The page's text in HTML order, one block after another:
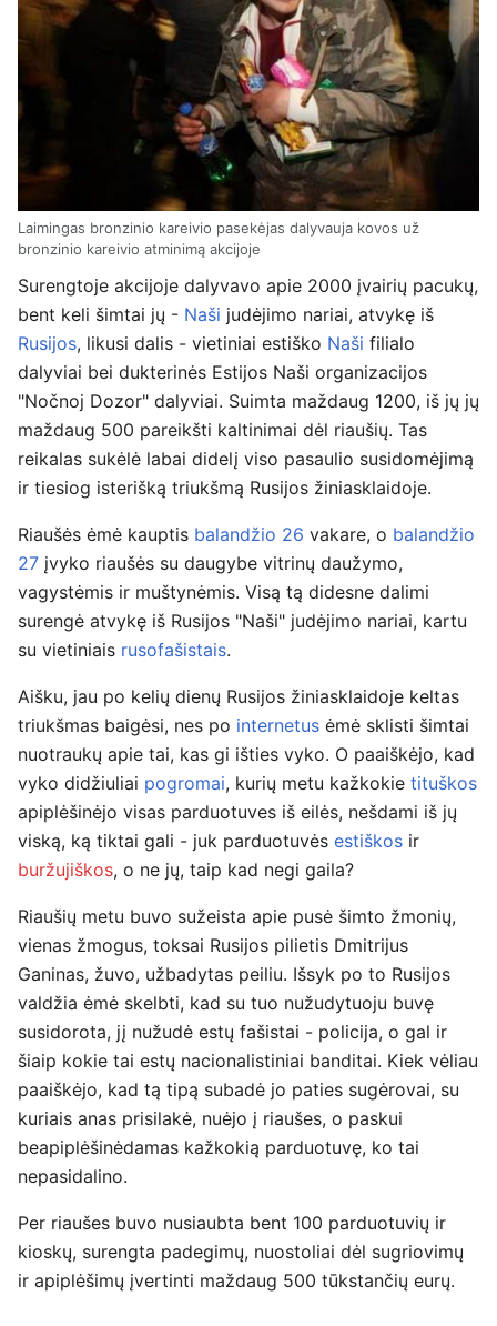
Laimingas bronzinio kareivio pasekėjas dalyvauja kovos už
bronzinio kareivio atminimą akcijoje
Surengtoje akcijoje dalyvavo apie 2000 įvairių pacukų,
bent keli šimtai jų - Naši judėjimo nariai, atvykę iš
Rusijos, likusi dalis - vietiniai estiško Naši filialo
dalyviai bei dukterinės Estijos Naši organizacijos
"Nočnoj Dozor" dalyviai. Suimta maždaug 1200, iš jų jų
maždaug 500 pareikšti kaltinimai dėl riaušių. Tas
reikalas sukėlė labai didelį viso pasaulio susidomėjimą
ir tiesiog isterišką triukšmą Rusijos žiniasklaidoje.
Riaušės ėmė kauptis balandžio 26 vakare, o balandžio
27 įvyko riaušės su daugybe vitrinų daužymo,
vagystėmis ir muštynėmis. Visą tą didesne dalimi
surengė atvykę iš Rusijos "Naši" judėjimo nariai, kartu
su vietiniais rusofašistais.
Aišku, jau po kelių dienų Rusijos žiniasklaidoje keltas
triukšmas baigėsi, nes po internetus ėmė sklisti šimtai
nuotraukų apie tai, kas gi išties vyko. O paaiškėjo, kad
vyko didžiuliai pogromai, kurių metu kažkokie tituškos
apiplėšinėjo visas parduotuves iš eilės, nešdami iš jų
viską, ką tiktai gali - juk parduotuvės estiškos ir
buržujiškos, o ne jų, taip kad negi gaila?
Riaušių metu buvo sužeista apie pusė šimto žmonių,
vienas žmogus, toksai Rusijos pilietis Dmitrijus
Ganinas, žuvo, užbadytas peiliu. Išsyk po to Rusijos
valdžia ėmė skelbti, kad su tuo nužudytuoju buvę
susidorota, jį nužudė estų fašistai - policija, o gal ir
šiaip kokie tai estų nacionalistiniai banditai. Kiek vėliau
paaiškėjo, kad tą tipą subadė jo paties sugėrovai, su
kuriais anas prisilakė, nuėjo į riaušes, o paskui
beapiplėšinėdamas kažkokią parduotuvę, ko tai
nepasidalino.
Per riaušes buvo nusiaubta bent 100 parduotuvių ir
kioskų, surengta padegimų, nuostoliai dėl sugriovimų
ir apiplėšimų įvertinti maždaug 500 tūkstančių eurų.